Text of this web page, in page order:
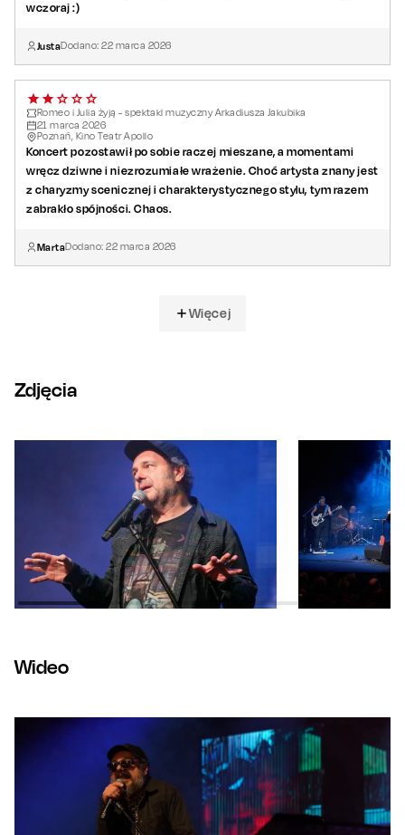
wczoraj :)
JustaDodano:22 marca 2026
Romeo i Julia żyją - spektakl muzyczny Arkadiusza Jakubika
21 marca 2026
Poznań, Kino Teatr Apollo
Koncert pozostawił po sobie raczej mieszane, a momentami
wręcz dziwne i niezrozumiałe wrażenie. Choć artysta znany jest
z charyzmy scenicznej i charakterystycznego stylu, tym razem
zabrakło spójności. Chaos.
MartaDodano:22 marca 2026
Więcej
Zdjęcia
Wideo